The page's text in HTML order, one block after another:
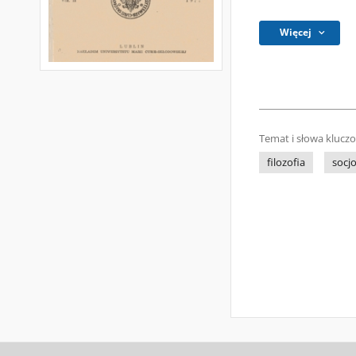
Więcej
Temat i słowa
filozofia